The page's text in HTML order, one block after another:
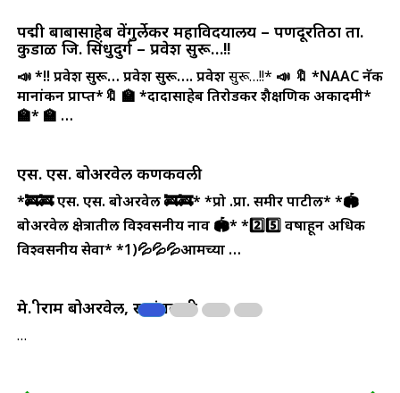
पद्मश्री बाबासाहेब वेंगुर्लेकर महाविदयालय – पणदूरतिठा ता.
कुडाळ जि. सिंधुदुर्ग – प्रवेश सुरू…!!
📣 *!! प्रवेश सुरू… प्रवेश सुरू…. प्रवेशसुरू…!!* 📣 🔖 *NAAC नॅक
मानांकन प्राप्त*🔖 🏫 *दादासाहेब तिरोडकर शैक्षणिक अकादमी*
🏫* 🏫 …
एस. एस. बोअरवेल कणकवली
*🚒🚒 एस. एस. बोअरवेल 🚒🚒**प्रो .प्रा. समीर पाटील**🏟️
बोअरवेल क्षेत्रातील विश्वसनीय नाव 🏟️**2️⃣5️⃣ वर्षाहून अधिक
विश्वसनीय सेवा**1)💦💦💦आमच्या …
मे. श्रीराम बोअरवेल, सावंतवाडी
…